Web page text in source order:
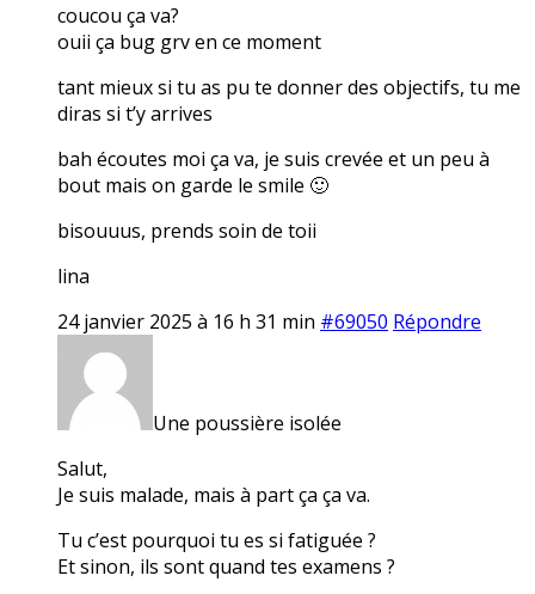
coucou ça va?
ouii ça bug grv en ce moment
tant mieux si tu as pu te donner des objectifs, tu me
diras si t’y arrives
bah écoutes moi ça va, je suis crevée et un peu à
bout mais on garde le smile 🙂
bisouuus, prends soin de toii
lina
24 janvier 2025 à 16 h 31 min #69050 Répondre
Une poussière isolée
Salut,
Je suis malade, mais à part ça ça va.
Tu c’est pourquoi tu es si fatiguée ?
Et sinon, ils sont quand tes examens ?